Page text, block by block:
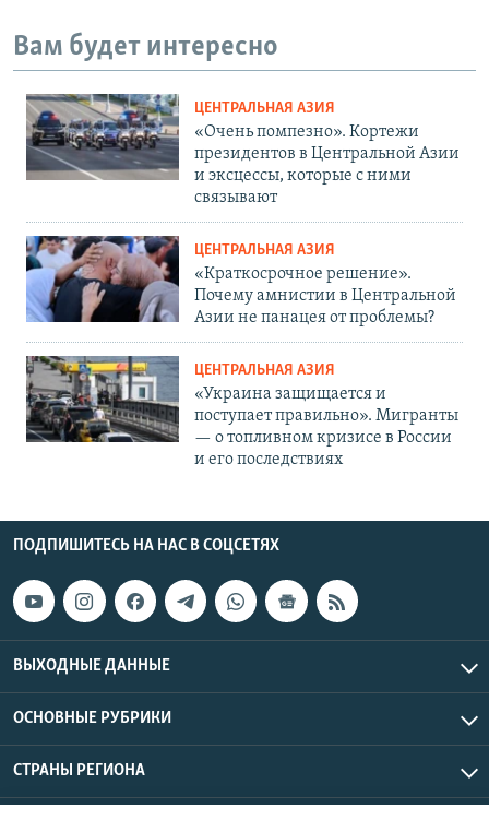
Вам будет интересно
ЦЕНТРАЛЬНАЯ АЗИЯ
«Очень помпезно». Кортежи
президентов в Центральной Азии
и эксцессы, которые с ними
связывают
ЦЕНТРАЛЬНАЯ АЗИЯ
«Краткосрочное решение».
Почему амнистии в Центральной
Азии не панацея от проблемы?
ЦЕНТРАЛЬНАЯ АЗИЯ
«Украина защищается и
поступает правильно». Мигранты
— о топливном кризисе в России
и его последствиях
ПОДПИШИТЕСЬ НА НАС В СОЦСЕТЯХ
ВЫХОДНЫЕ ДАННЫЕ
ОСНОВНЫЕ РУБРИКИ
СТРАНЫ РЕГИОНА